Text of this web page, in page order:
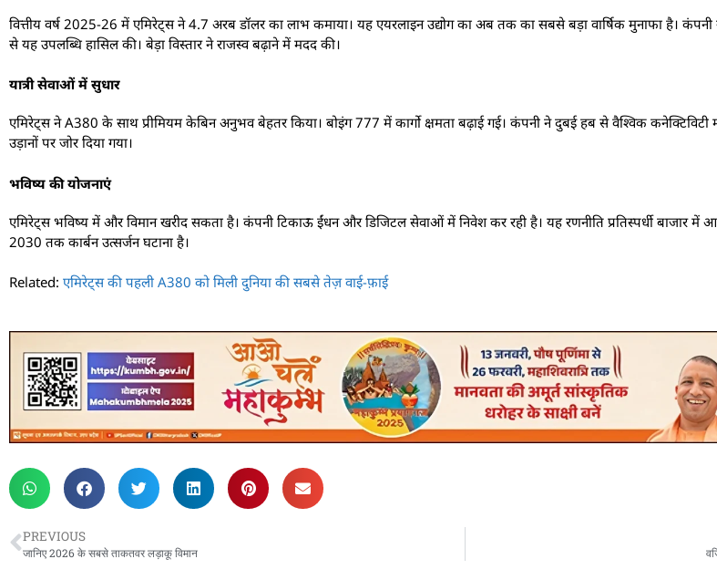
वित्तीय वर्ष 2025-26 में एमिरेट्स ने 4.7 अरब डॉलर का लाभ कमाया। यह एयरलाइन उद्योग का अब तक का सबसे बड़ा वार्षिक मुनाफा है। कंपनी ने
से यह उपलब्धि हासिल की। बेड़ा विस्तार ने राजस्व बढ़ाने में मदद की।
यात्री सेवाओं में सुधार
एमिरेट्स ने A380 के साथ प्रीमियम केबिन अनुभव बेहतर किया। बोइंग 777 में कार्गो क्षमता बढ़ाई गई। कंपनी ने दुबई हब से वैश्विक कनेक्टिविटी
उड़ानों पर जोर दिया गया।
भविष्य की योजनाएं
एमिरेट्स भविष्य में और विमान खरीद सकता है। कंपनी टिकाऊ ईंधन और डिजिटल सेवाओं में निवेश कर रही है। यह रणनीति प्रतिस्पर्धी बाजार में
2030 तक कार्बन उत्सर्जन घटाना है।
Related: एमिरेट्स की पहली A380 को मिली दुनिया की सबसे तेज़ वाई-फ़ाई
PREVIOUS
जानिए 2026 के सबसे ताकतवर लड़ाकू विमान